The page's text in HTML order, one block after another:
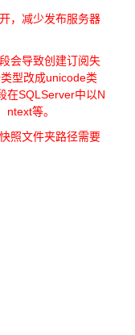
，减少发布服务器
会导致创建订阅失
型改成unicode类
在SQLServer中以N
等。
照文件夹路径需要